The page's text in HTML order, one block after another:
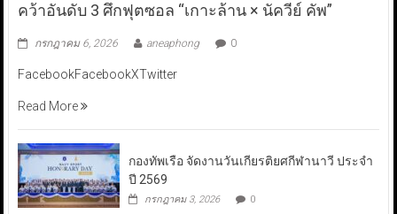
คว้าอันดับ 3 ศึกฟุตซอล “เกาะล้าน × นัควีย์ คัพ”
กรกฎาคม 6, 2026 aneaphong 0
FacebookFacebookXTwitter
Read More
กองทัพเรือ จัดงานวันเกียรติยศกีฬานาวี ประจำ
ปี 2569
กรกฎาคม 3, 2026 0